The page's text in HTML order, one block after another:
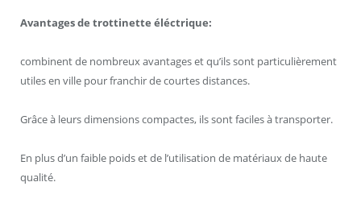
Avantages de trottinette éléctrique:
combinent de nombreux avantages et qu’ils sont particulièrement
utiles en ville pour franchir de courtes distances.
Grâce à leurs dimensions compactes, ils sont faciles à transporter.
En plus d’un faible poids et de l’utilisation de matériaux de haute
qualité.